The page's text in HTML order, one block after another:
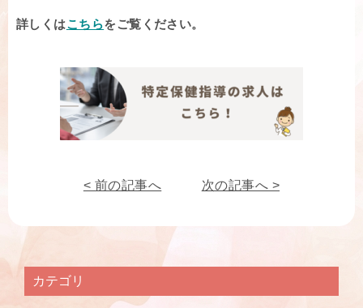
詳しくはこちらをご覧ください。
< 前の記事へ 次の記事へ >
カテゴリ